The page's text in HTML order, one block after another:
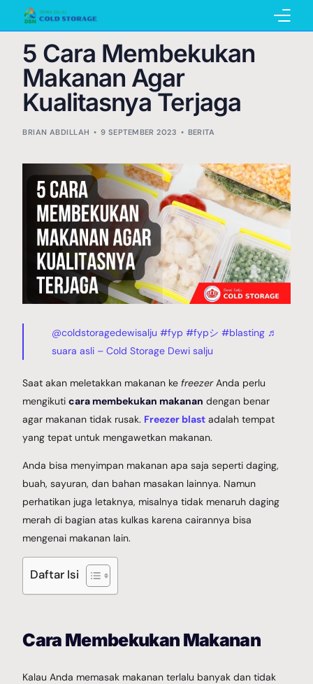
5 Cara Membekukan
Makanan Agar
Kualitasnya Terjaga
BRIAN ABDILLAH 9 SEPTEMBER 2023 BERITA
@coldstoragedewisalju #fyp #fypシ #blasting ♬
suara asli – Cold Storage Dewi salju
Saat akan meletakkan makanan kefreezer Anda perlu
mengikuticara membekukan makanan dengan benar
agar makanan tidak rusak. Freezer blast adalah tempat
yang tepat untuk mengawetkan makanan.
Anda bisa menyimpan makanan apa saja seperti daging,
buah, sayuran, dan bahan masakan lainnya. Namun
perhatikan juga letaknya, misalnya tidak menaruh daging
merah di bagian atas kulkas karena cairannya bisa
mengenai makanan lain.
Daftar Isi
Cara Membekukan Makanan
Kalau Anda memasak makanan terlalu banyak dan tidak
Home
Pembuatan Cold Storage
Penyewaan Cold Storage
Katalog
Galery Project
Berita
Hubungi Kami